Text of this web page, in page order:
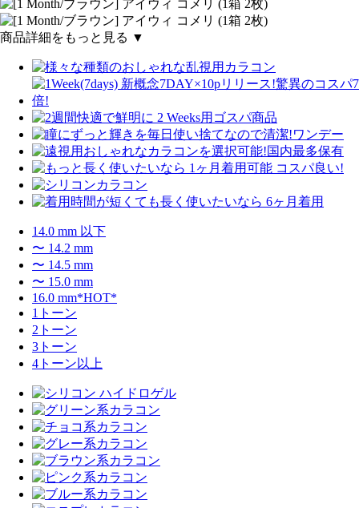
商品詳細をもっと見る ▼
14.0 mm 以下
〜 14.2 mm
〜 14.5 mm
〜 15.0 mm
16.0 mm*HOT*
1トーン
2トーン
3トーン
4トーン以上